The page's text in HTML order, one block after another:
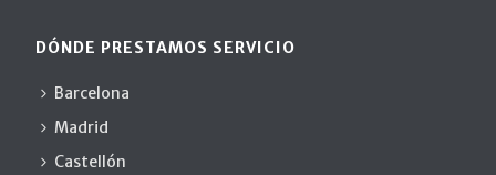
DÓNDE PRESTAMOS SERVICIO
Barcelona
Madrid
Castellón